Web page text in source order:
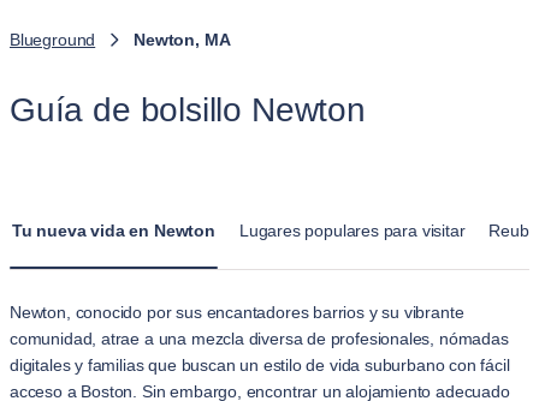
Blueground Newton, MA
Guía de bolsillo Newton
Tu nueva vida en Newton Lugares populares para visitar
Newton, conocido por sus encantadores barrios y su vibrante
comunidad, atrae a una mezcla diversa de profesionales, nómadas
digitales y familias que buscan un estilo de vida suburbano con fácil
acceso a Boston. Sin embargo, encontrar un alojamiento adecuado